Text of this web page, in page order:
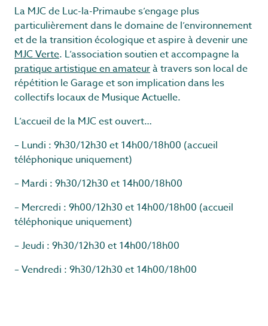
La MJC de Luc-la-Primaube s’engage plus
particulièrement dans le domaine de l’environnement
et de la transition écologique et aspire à devenir une
MJC Verte. L’association soutien et accompagne la
pratique artistique en amateurà travers son local de
répétition le Garage et son implication dans les
collectifs locaux de Musique Actuelle.
L’accueil de la MJC est ouvert…
– Lundi : 9h30/12h30 et 14h00/18h00 (accueil
téléphonique uniquement)
– Mardi : 9h30/12h30 et 14h00/18h00
– Mercredi : 9h00/12h30 et 14h00/18h00 (accueil
téléphonique uniquement)
– Jeudi : 9h30/12h30 et 14h00/18h00
– Vendredi : 9h30/12h30 et 14h00/18h00